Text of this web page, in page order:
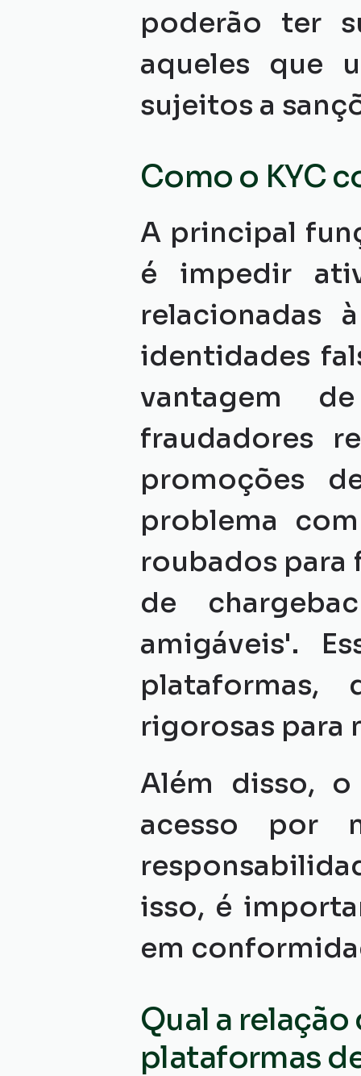
poderão ter
aqueles que
sujeitos a
Como o KYC
A principal
é impedir
relacionadas
identidades
vantagem
fraudadores
promoções
problema
roubados
de
amigáveis'.
plataformas,
rigorosas para
Além disso,
acesso por
isso, é
em
Qual a relação
plataformas